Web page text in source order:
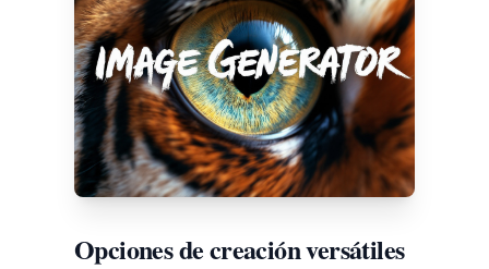
Opciones de creación versátiles